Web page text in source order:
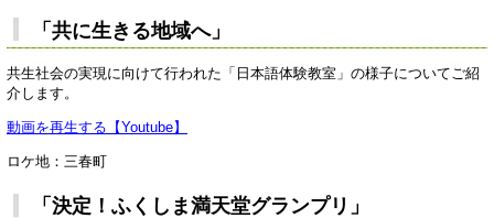
「共に生きる地域へ」
共生社会の実現に向けて行われた「日本語体験教室」の様子についてご紹
介します。
動画を再生する【Youtube】
ロケ地：三春町
「決定！ふくしま満天堂グランプリ」